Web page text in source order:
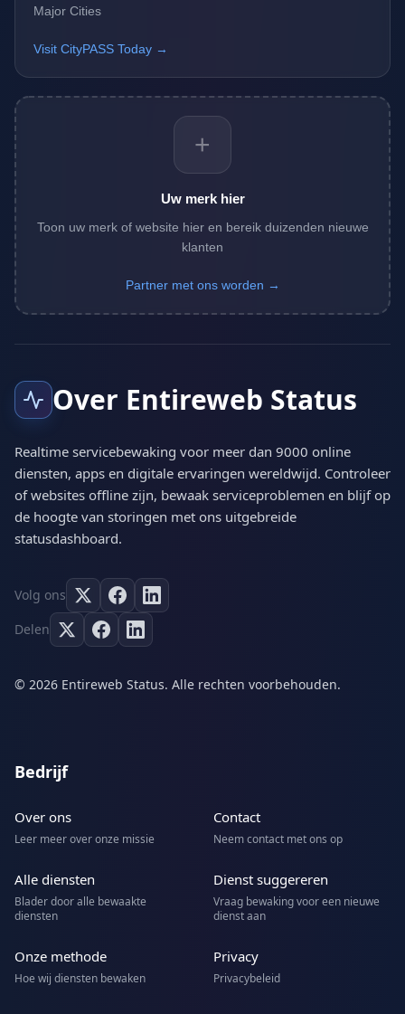
Major Cities
Visit CityPASS Today →
+
Uw merk hier
Toon uw merk of website hier en bereik duizenden nieuwe
klanten
Partner met ons worden →
Over Entireweb Status
Realtime servicebewaking voor meer dan 9000 online
diensten, apps en digitale ervaringen wereldwijd. Controleer
of websites offline zijn, bewaak serviceproblemen en blijf op
de hoogte van storingen met ons uitgebreide
statusdashboard.
Volg ons
Delen
© 2026 Entireweb Status. Alle rechten voorbehouden.
Bedrijf
Over ons
Leer meer over onze missie
Contact
Neem contact met ons op
Alle diensten
Blader door alle bewaakte
diensten
Dienst suggereren
Vraag bewaking voor een nieuwe
dienst aan
Onze methode
Hoe wij diensten bewaken
Privacy
Privacybeleid